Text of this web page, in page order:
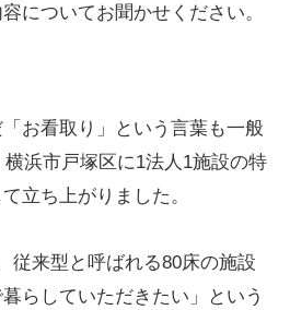
についてお聞かせください。
「お看取り」という言葉も一般
浜市戸塚区に1法人1施設の特
立ち上がりました。
従来型と呼ばれる80床の施設
らしていただきたい」という